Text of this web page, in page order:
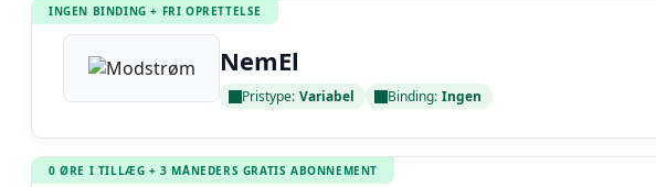
INGEN BINDING + FRI OPRETTELSE
NemEl
Pristype: Variabel Binding: Ingen
0 ØRE I TILLÆG + 3 MÅNEDERS GRATIS ABONNEMENT